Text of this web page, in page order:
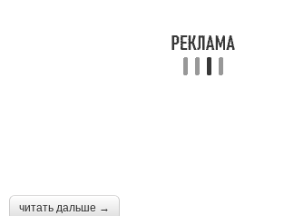
читать дальше →